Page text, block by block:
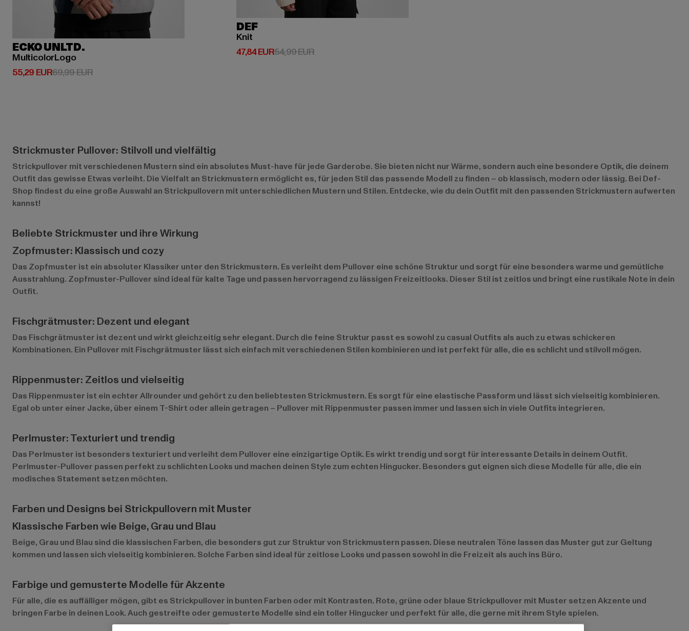
ECKO UNLTD.
MulticolorLogo
55,29 EUR
Derzeitiger Preis: 55,29 EUR
69,99 EURAktionspreis: 69,99 EUR
DEF
Knit
47,84 EUR
Derzeitiger Preis: 47,84 EUR
54,99 EURAktionspreis: 54,99 EUR
Strickmuster Pullover: Stilvoll und vielfältig
Strickpullover mit verschiedenen Mustern sind ein absolutes Must-have für jede Garderobe. Sie bieten nicht nur Wärme, sondern auch eine besondere Optik, die deinem
Outfit das gewisse Etwas verleiht. Die Vielfalt an Strickmustern ermöglicht es, für jeden Stil das passende Modell zu finden – ob klassisch, modern oder lässig. Bei Def-
Shop findest du eine große Auswahl an Strickpullovern mit unterschiedlichen Mustern und Stilen. Entdecke, wie du dein Outfit mit den passenden Strickmustern aufwerten
kannst!
Beliebte Strickmuster und ihre Wirkung
Zopfmuster: Klassisch und cozy
Das Zopfmuster ist ein absoluter Klassiker unter den Strickmustern. Es verleiht dem Pullover eine schöne Struktur und sorgt für eine besonders warme und gemütliche
Ausstrahlung. Zopfmuster-Pullover sind ideal für kalte Tage und passen hervorragend zu lässigen Freizeitlooks. Dieser Stil ist zeitlos und bringt eine rustikale Note in dein
Outfit.
Fischgrätmuster: Dezent und elegant
Das Fischgrätmuster ist dezent und wirkt gleichzeitig sehr elegant. Durch die feine Struktur passt es sowohl zu casual Outfits als auch zu etwas schickeren
Kombinationen. Ein Pullover mit Fischgrätmuster lässt sich einfach mit verschiedenen Stilen kombinieren und ist perfekt für alle, die es schlicht und stilvoll mögen.
Rippenmuster: Zeitlos und vielseitig
Das Rippenmuster ist ein echter Allrounder und gehört zu den beliebtesten Strickmustern. Es sorgt für eine elastische Passform und lässt sich vielseitig kombinieren.
Egal ob unter einer Jacke, über einem T-Shirt oder allein getragen – Pullover mit Rippenmuster passen immer und lassen sich in viele Outfits integrieren.
Perlmuster: Texturiert und trendig
Das Perlmuster ist besonders texturiert und verleiht dem Pullover eine einzigartige Optik. Es wirkt trendig und sorgt für interessante Details in deinem Outfit.
Perlmuster-Pullover passen perfekt zu schlichten Looks und machen deinen Style zum echten Hingucker. Besonders gut eignen sich diese Modelle für alle, die ein
modisches Statement setzen möchten.
Farben und Designs bei Strickpullovern mit Muster
Klassische Farben wie Beige, Grau und Blau
Beige, Grau und Blau sind die klassischen Farben, die besonders gut zur Struktur von Strickmustern passen. Diese neutralen Töne lassen das Muster gut zur Geltung
kommen und lassen sich vielseitig kombinieren. Solche Farben sind ideal für zeitlose Looks und passen sowohl in die Freizeit als auch ins Büro.
Farbige und gemusterte Modelle für Akzente
Für alle, die es auffälliger mögen, gibt es Strickpullover in bunten Farben oder mit Kontrasten. Rote, grüne oder blaue Strickpullover mit Muster setzen Akzente und
bringen Farbe in deinen Look. Auch gestreifte oder gemusterte Modelle sind ein toller Hingucker und perfekt für alle, die gerne mit ihrem Style spielen.